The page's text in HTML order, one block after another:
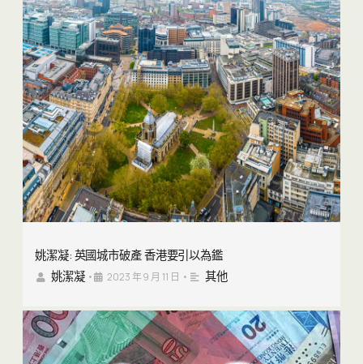
姚潔凝: 英國城市破產 香港要引以為鑑
姚潔凝 • 2023 年 9 月 11 日 • 其他